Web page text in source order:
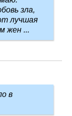
зла,
лучшая
жен ...
в